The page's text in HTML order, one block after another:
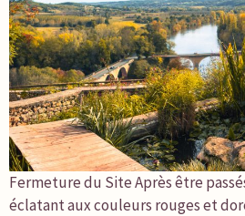
Fermeture du Site Après être
éclatant aux couleurs rouges et